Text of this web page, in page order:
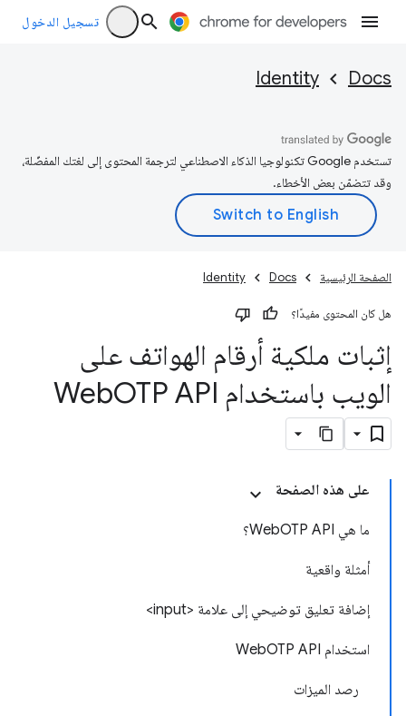
تسجيل الدخول
Docs
Identity
تستخدم Google تكنولوجيا الذكاء الاصطناعي لترجمة المحتوى إلى لغتك المفضّلة،
وقد تتضمّن بعض الأخطاء.
الصفحة الرئيسية Docs
Identity
هل كان المحتوى مفيدًا؟
إثبات ملكية أرقام الهواتف على
الويب باستخدام Web OTP API
على هذه الصفحة
ما هي WebOTP API؟
أمثلة واقعية
إضافة تعليق توضيحي إلى علامة <input>
استخدام WebOTP API
رصد الميزات